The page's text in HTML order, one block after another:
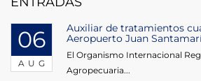
06
AUG
Auxiliar de tratamientos
Aeropuerto Juan
El Organismo Internacional
Agropecuaria...